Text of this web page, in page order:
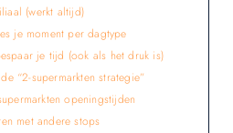
(werkt altijd)
je moment per dagtype
je tijd (ook als het druk is)
“2-supermarkten strategie”
openingstijden
met andere stops